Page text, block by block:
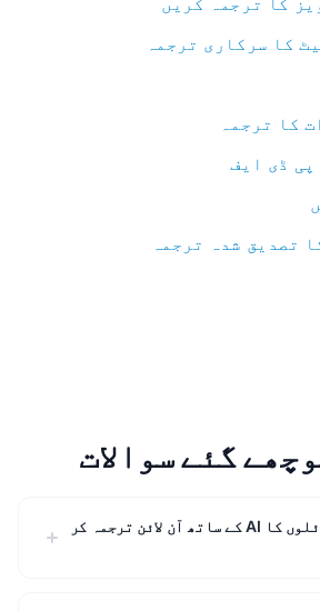
کا سرکاری ترجمہ
کا ترجمہ
پی ڈی ایف
تصدیق شدہ ترجمہ
گئے سوالات
کیا میں بڑی PDF فائلوں کا AI کے ساتھ آن لائن ترجمہ کر